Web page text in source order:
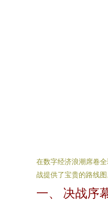
在数字经济浪潮席卷
战提供了宝贵的路线
一、 决战序